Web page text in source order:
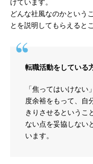
けています。
どんな社風なのかという
とを説明してもらえると
転職活動をしている
「焦ってはいけな
度余裕をもって、自
きりさせるというこ
ない点を妥協しない
います。